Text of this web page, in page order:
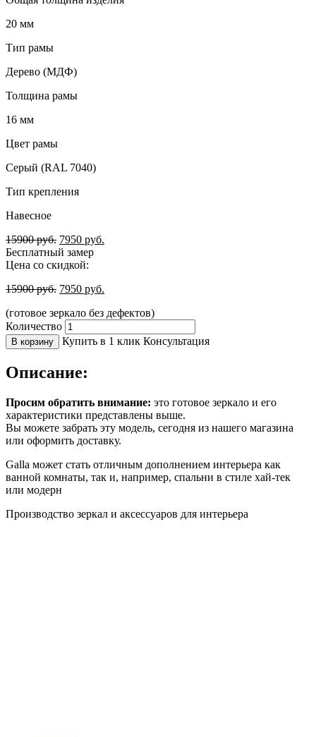
20 мм
Тип рамы
Дерево (МДФ)
Толщина рамы
16 мм
Цвет рамы
Серый (RAL 7040)
Тип крепления
Навесное
15900руб. 7950 руб.
Бесплатный замер
Цена со скидкой:
15900руб. 7950 руб.
(готовое зеркало без дефектов)
Количество
В корзину Купить в 1 клик Консультация
Описание:
Просим обратить внимание: это готовое зеркало и его
характеристики представлены выше.
Вы можете забрать эту модель, сегодня из нашего магазина
или оформить доставку.
Galla может стать отличным дополнением интерьера как
ванной комнаты, так и, например, спальни в стиле хай-тек
или модерн
Производство зеркал и аксессуаров для интерьера